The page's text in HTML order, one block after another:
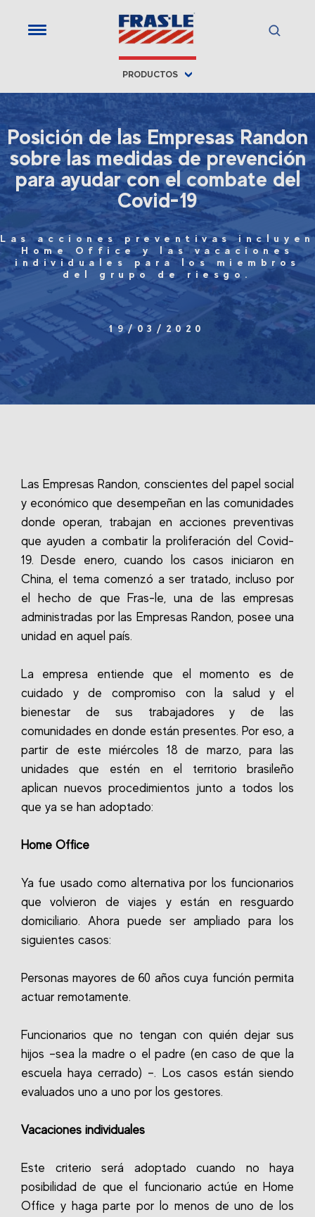
PRODUCTOS
Posición de las Empresas Randon
sobre las medidas de prevención
para ayudar con el combate del
Covid-19
Las acciones preventivas incluyen
Home Office y las vacaciones
individuales para los miembros
del grupo de riesgo.
19/03/2020
Las Empresas Randon, conscientes del papel social
y económico que desempeñan en las comunidades
donde operan, trabajan en acciones preventivas
que ayuden a combatir la proliferación del Covid-
19. Desde enero, cuando los casos iniciaron en
China, el tema comenzó a ser tratado, incluso por
el hecho de que Fras-le, una de las empresas
administradas por las Empresas Randon, posee una
unidad en aquel país.
La empresa entiende que el momento es de
cuidado y de compromiso con la salud y el
bienestar de sus trabajadores y de las
comunidades en donde están presentes. Por eso, a
partir de este miércoles 18 de marzo, para las
unidades que estén en el territorio brasileño
aplican nuevos procedimientos junto a todos los
que ya se han adoptado:
Home Office
Ya fue usado como alternativa por los funcionarios
que volvieron de viajes y están en resguardo
domiciliario. Ahora puede ser ampliado para los
siguientes casos:
Personas mayores de 60 años cuya función permita
actuar remotamente.
Funcionarios que no tengan con quién dejar sus
hijos –sea la madre o el padre (en caso de que la
escuela haya cerrado) –. Los casos están siendo
evaluados uno a uno por los gestores.
Vacaciones individuales
Este criterio será adoptado cuando no haya
posibilidad de que el funcionario actúe en Home
Office y haga parte por lo menos de uno de los